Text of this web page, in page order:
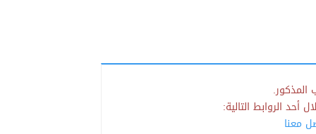
المذكور.
أحد الروابط التالية:
معنا